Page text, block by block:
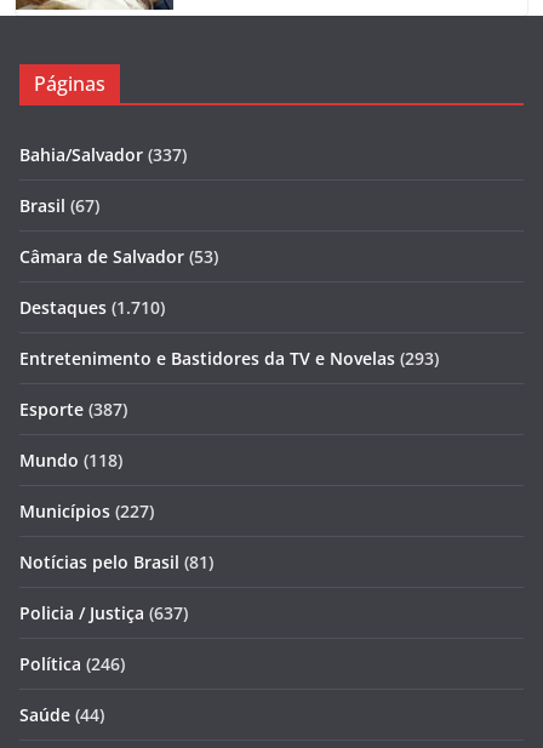
Páginas
Bahia/Salvador (337)
Brasil (67)
Câmara de Salvador (53)
Destaques (1.710)
Entretenimento e Bastidores da TV e Novelas (293)
Esporte (387)
Mundo (118)
Municípios (227)
Notícias pelo Brasil (81)
Policia / Justiça (637)
Política (246)
Saúde (44)